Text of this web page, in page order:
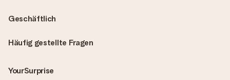
Häufig gestellte Fragen
YourSurprise
Geschäftlich